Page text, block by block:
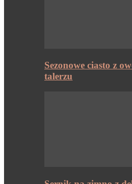
Sezonowe ciasto z
talerzu